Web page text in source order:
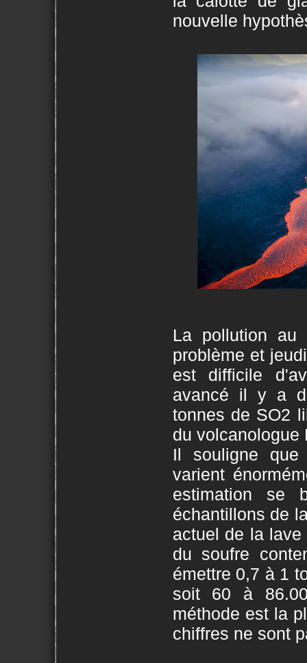
nouvelle
La pollution au
problème et
est difficile
avancé il y a
tonnes de SO2
du volcanologue
Il souligne
varient
estimation se
échantillons de
actuel de la
du soufre
émettre 0,7 à 1
soit 60 à
méthode est la
chiffres ne sont